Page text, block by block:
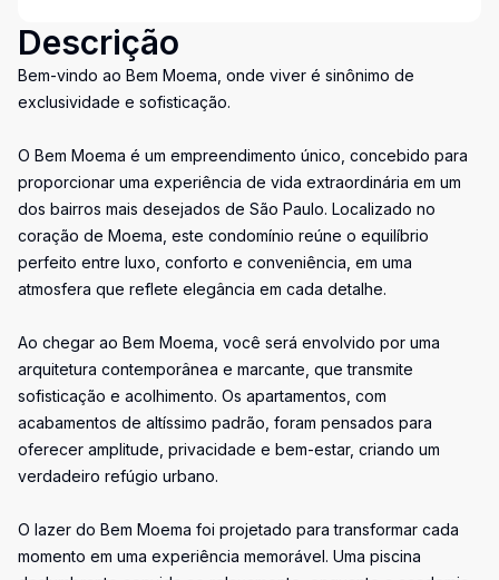
Descrição
Bem-vindo ao Bem Moema, onde viver é sinônimo de
exclusividade e sofisticação.
O Bem Moema é um empreendimento único, concebido para
proporcionar uma experiência de vida extraordinária em um
dos bairros mais desejados de São Paulo. Localizado no
coração de Moema, este condomínio reúne o equilíbrio
perfeito entre luxo, conforto e conveniência, em uma
atmosfera que reflete elegância em cada detalhe.
Ao chegar ao Bem Moema, você será envolvido por uma
arquitetura contemporânea e marcante, que transmite
sofisticação e acolhimento. Os apartamentos, com
acabamentos de altíssimo padrão, foram pensados para
oferecer amplitude, privacidade e bem-estar, criando um
verdadeiro refúgio urbano.
O lazer do Bem Moema foi projetado para transformar cada
momento em uma experiência memorável. Uma piscina